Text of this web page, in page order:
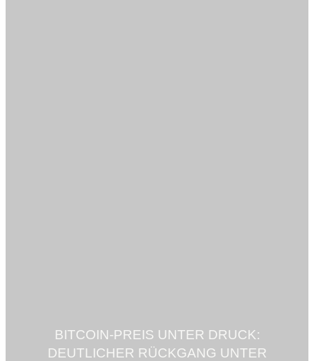
BITCOIN-PREIS UNTER DRUCK:
DEUTLICHER RÜCKGANG UNTER